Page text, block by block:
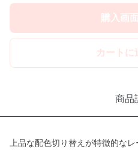
購入画
カートに
商品
上品な配色切り替えが特徴的なレ